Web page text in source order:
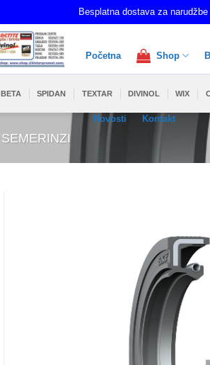
Besplatna dostava za
Početna Shop
Novosti Kontakt
BETA SPIDAN TEXTAR DIVINOL WIX
SEMERINZI